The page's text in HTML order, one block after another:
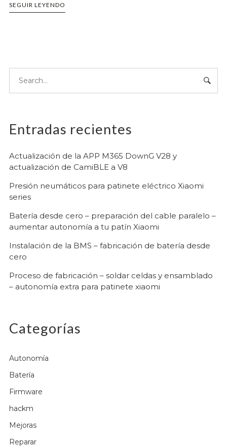
SEGUIR LEYENDO
Entradas recientes
Actualización de la APP M365 DownG V28 y
actualización de CamiBLE a V8
Presión neumáticos para patinete eléctrico Xiaomi
series
Batería desde cero – preparación del cable paralelo –
aumentar autonomía a tu patín Xiaomi
Instalación de la BMS – fabricación de batería desde
cero
Proceso de fabricación – soldar celdas y ensamblado
– autonomía extra para patinete xiaomi
Categorías
Autonomía
Batería
Firmware
hackm
Mejoras
Reparar